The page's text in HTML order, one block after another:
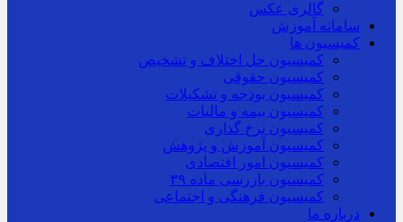
گالری عکس
سامانه آموزش
کمیسیون ها
کمیسیون حل اختلاف و تشخیص
کمیسیون حقوقی
کمیسیون بودجه و تشکیلات
کمیسیون بیمه و مالیات
کمیسیون نرخ گذاری
کمیسیون آموزش و پژوهش
کمیسیون امور اقتصادی
کمیسیون بازرسی ماده ۳۹
کمیسیون فرهنگی و اجتماعی
درباره ما